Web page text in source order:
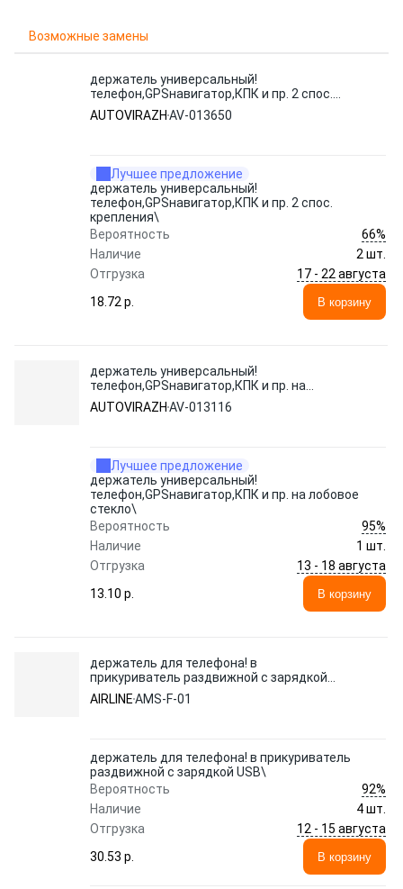
Возможные замены
держатель универсальный!
телефон,GPSнавигатор,КПК и пр. 2 спос.
крепления\
AUTOVIRAZH AV-013650
Лучшее предложение
держатель универсальный!
телефон,GPSнавигатор,КПК и пр. 2 спос.
крепления\
Вероятность
66%
Наличие
2 шт.
Отгрузка
17 - 22 августа
18.72 p.
В корзину
держатель универсальный!
телефон,GPSнавигатор,КПК и пр. на
лобовое стекло\
AUTOVIRAZH AV-013116
Лучшее предложение
держатель универсальный!
телефон,GPSнавигатор,КПК и пр. на лобовое
стекло\
Вероятность
95%
Наличие
1 шт.
Отгрузка
13 - 18 августа
13.10 p.
В корзину
держатель для телефона! в
прикуриватель раздвижной с зарядкой
USB\
AIRLINEAMS-F-01
держатель для телефона! в прикуриватель
раздвижной с зарядкой USB\
Вероятность
92%
Наличие
4 шт.
Отгрузка
12 - 15 августа
30.53 p.
В корзину